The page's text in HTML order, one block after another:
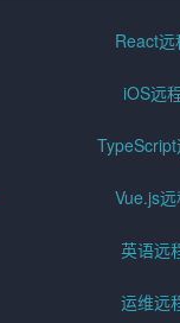
React
iOS远
Vue.js
英语远
运维远